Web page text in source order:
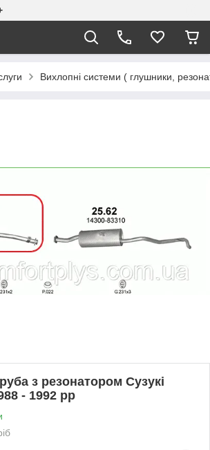
Вихлопні системи ( глушники,
з резонатором Сузукі
- 1992 рр